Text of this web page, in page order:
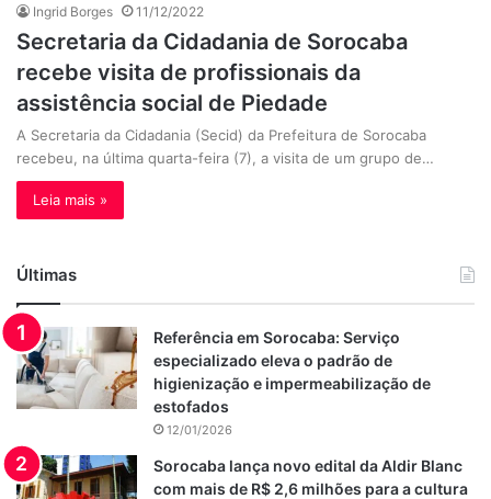
Ingrid Borges 11/12/2022
Secretaria da Cidadania de Sorocaba
recebe visita de profissionais da
assistência social de Piedade
A Secretaria da Cidadania (Secid) da Prefeitura de Sorocaba
recebeu, na última quarta-feira (7), a visita de um grupo de…
Leia mais »
Últimas
Referência em Sorocaba: Serviço
especializado eleva o padrão de
higienização e impermeabilização de
estofados
12/01/2026
Sorocaba lança novo edital da Aldir Blanc
com mais de R$ 2,6 milhões para a cultura